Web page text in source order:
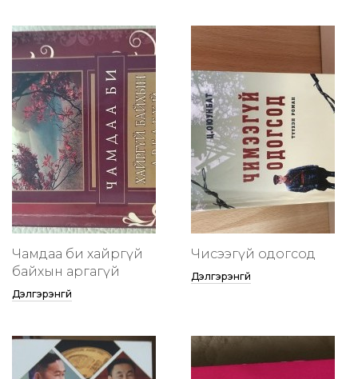
Чамдаа би хайргүй
байхын аргагүй
Дэлгэрэнгүй
Чисээгүй одогсод
Дэлгэрэнгүй